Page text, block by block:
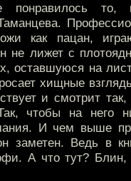
то,
как пацан,
не лижет с
оставшуюся на
хищные
и смотрит так,
чтобы на него
И чем выше
заметен. Ведь в
А что тут? Блин,